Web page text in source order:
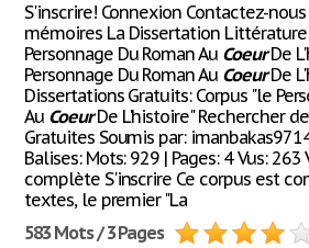
S'inscrire! Connexion Contactez-
mémoires La Dissertation Littérature
Personnage Du Roman Au CoeurDe
Personnage Du Roman Au CoeurDe
Dissertations Gratuits: Corpus "le
Au CoeurDe L'histoire" Rechercher
Gratuites Soumis par:
Balises: Mots: 929 | Pages: 4 Vus:
complète S'inscrire Ce corpus est
textes, le premier "La
583 Mots / 3 Pages